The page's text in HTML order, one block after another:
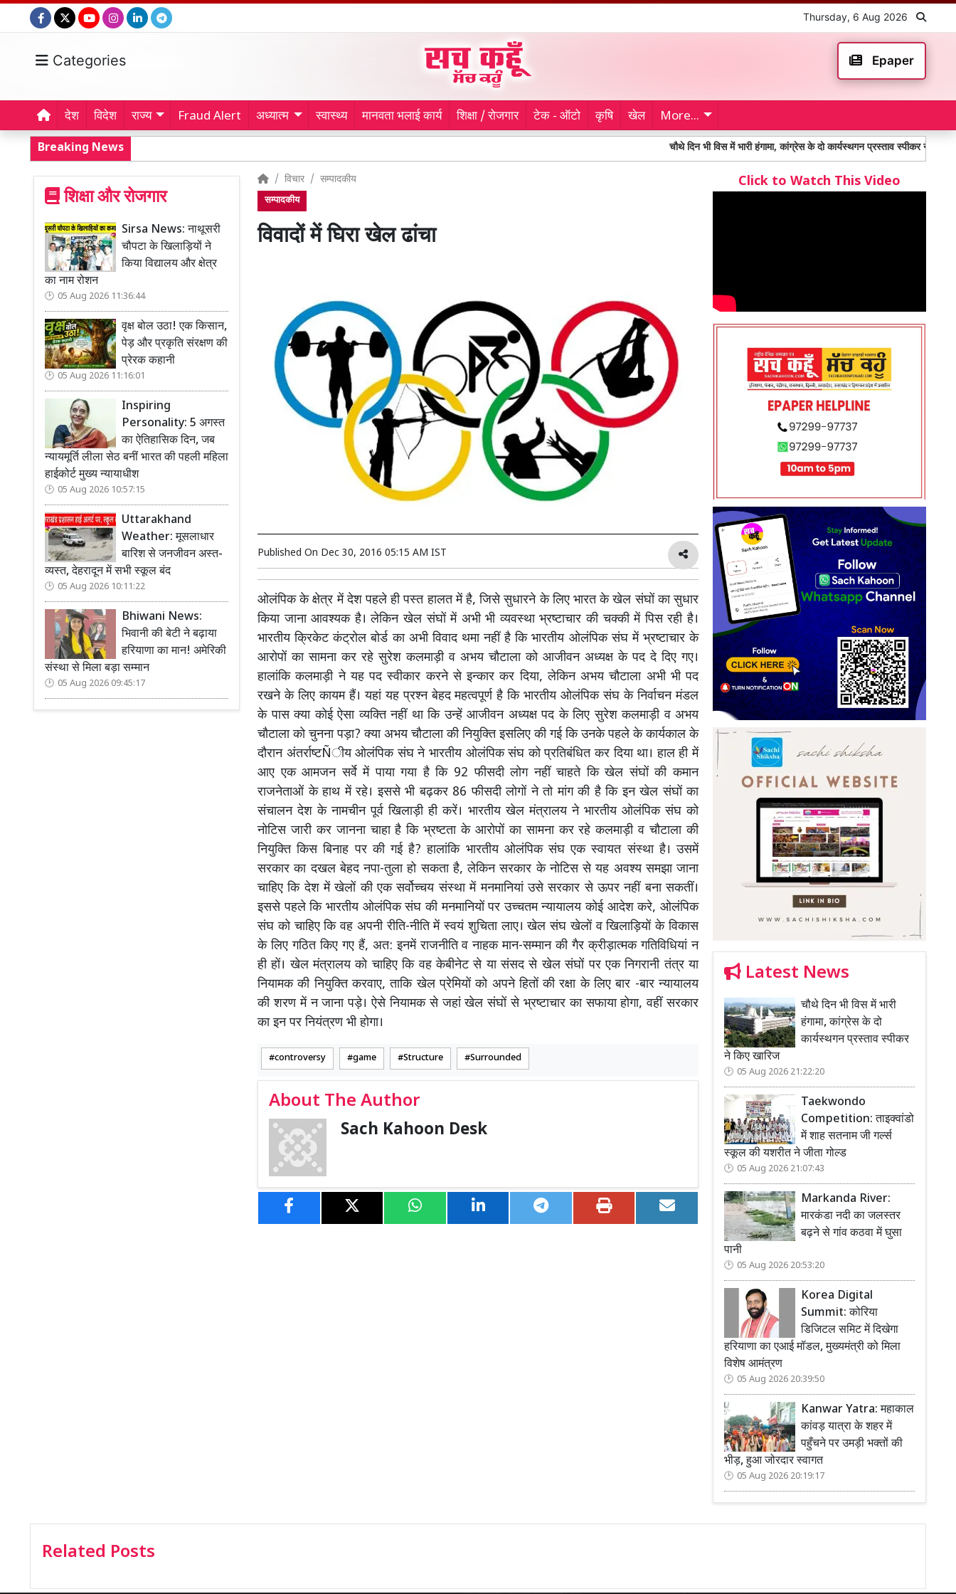
Thursday, 6 Aug 2026
Categories Epaper
देश विदेश राज्य Fraud Alert अध्यात्म स्वास्थ्य मानवता भलाई कार्य शिक्षा / रोजगार टेक - ऑटो कृषि खेल More...
Breaking News चौथे दिन भी विस में भारी हंगामा, कांग्रेस के दो कार्यस्थगन प्रस्ताव स्पीकर ने किए खारिज
शिक्षा और रोजगार
Sirsa News: नाथूसरी
चौपटा के खिलाड़ियों ने
किया विद्यालय और क्षेत्र
का नाम रोशन
05 Aug 2026 11:36:44
वृक्ष बोल उठा! एक किसान,
पेड़ और प्रकृति संरक्षण की
प्रेरक कहानी
05 Aug 2026 11:16:01
Inspiring
Personality: 5 अगस्त
का ऐतिहासिक दिन, जब
न्यायमूर्ति लीला सेठ बनीं भारत की पहली महिला
हाईकोर्ट मुख्य न्यायाधीश
05 Aug 2026 10:57:15
Uttarakhand
Weather: मूसलाधार
बारिश से जनजीवन अस्त-
व्यस्त, देहरादून में सभी स्कूल बंद
05 Aug 2026 10:11:22
Bhiwani News:
भिवानी की बेटी ने बढ़ाया
हरियाणा का मान! अमेरिकी
संस्था से मिला बड़ा सम्मान
05 Aug 2026 09:45:17
विचार सम्पादकीय
सम्पादकीय
विवादों में घिरा खेल ढांचा
Published On Dec 30, 2016 05:15 AM IST
ओलंपिक के क्षेत्र में देश पहले ही पस्त हालत में है, जिसे सुधारने के लिए भारत के खेल संघों का सुधार
किया जाना आवश्यक है। लेकिन खेल संघों में अभी भी व्यवस्था भ्रष्टाचार की चक्की में पिस रही है।
भारतीय क्रिकेट कंट्रोल बोर्ड का अभी विवाद थमा नहीं है कि भारतीय ओलंपिक संघ में भ्रष्टाचार के
आरोपों का सामना कर रहे सुरेश कलमाड़ी व अभय चौटाला को आजीवन अध्यक्ष के पद दे दिए गए।
हालांकि कलमाड़ी ने यह पद स्वीकार करने से इन्कार कर दिया, लेकिन अभय चौटाला अभी भी पद
रखने के लिए कायम हैं। यहां यह प्रश्न बेहद महत्वपूर्ण है कि भारतीय ओलंपिक संघ के निर्वाचन मंडल
के पास क्या कोई ऐसा व्यक्ति नहीं था कि उन्हें आजीवन अध्यक्ष पद के लिए सुरेश कलमाड़ी व अभय
चौटाला को चुनना पड़ा? क्या अभय चौटाला की नियुक्ति इसलिए की गई कि उनके पहले के कार्यकाल के
दौरान अंतर्राष्टÑीय ओलंपिक संघ ने भारतीय ओलंपिक संघ को प्रतिबंधित कर दिया था। हाल ही में
आए एक आमजन सर्वे में पाया गया है कि 92 फीसदी लोग नहीं चाहते कि खेल संघों की कमान
राजनेताओं के हाथ में रहे। इससे भी बढ़कर 86 फीसदी लोगों ने तो मांग की है कि इन खेल संघों का
संचालन देश के नामचीन पूर्व खिलाड़ी ही करें। भारतीय खेल मंत्रालय ने भारतीय ओलंपिक संघ को
नोटिस जारी कर जानना चाहा है कि भ्रष्टता के आरोपों का सामना कर रहे कलमाड़ी व चौटाला की
नियुक्ति किस बिनाह पर की गई है? हालांकि भारतीय ओलंपिक संघ एक स्वायत संस्था है। उसमें
सरकार का दखल बेहद नपा-तुला हो सकता है, लेकिन सरकार के नोटिस से यह अवश्य समझा जाना
चाहिए कि देश में खेलों की एक सर्वोच्चय संस्था में मनमानियां उसे सरकार से ऊपर नहीं बना सकतीं।
इससे पहले कि भारतीय ओलंपिक संघ की मनमानियों पर उच्चतम न्यायालय कोई आदेश करे, ओलंपिक
संघ को चाहिए कि वह अपनी रीति-नीति में स्वयं शुचिता लाए। खेल संघ खेलों व खिलाड़ियों के विकास
के लिए गठित किए गए हैं, अत: इनमें राजनीति व नाहक मान-सम्मान की गैर क्रीड़ात्मक गतिविधियां न
ही हों। खेल मंत्रालय को चाहिए कि वह केबीनेट से या संसद से खेल संघों पर एक निगरानी तंत्र या
नियामक की नियुक्ति करवाए, ताकि खेल प्रेमियों को अपने हितों की रक्षा के लिए बार -बार न्यायालय
की शरण में न जाना पड़े। ऐसे नियामक से जहां खेल संघों से भ्रष्टाचार का सफाया होगा, वहीं सरकार
का इन पर नियंत्रण भी होगा।
controversy game Structure Surrounded
About The Author
Sach Kahoon Desk
Click to Watch This Video
Latest News
चौथे दिन भी विस में भारी
हंगामा, कांग्रेस के दो
कार्यस्थगन प्रस्ताव स्पीकर
ने किए खारिज
05 Aug 2026 21:22:20
Taekwondo
Competition: ताइक्वांडो
में शाह सतनाम जी गर्ल्स
स्कूल की यशरीत ने जीता गोल्ड
05 Aug 2026 21:07:43
Markanda River:
मारकंडा नदी का जलस्तर
बढ़ने से गांव कठवा में घुसा
पानी
05 Aug 2026 20:53:20
Korea Digital
Summit: कोरिया
डिजिटल समिट में दिखेगा
हरियाणा का एआई मॉडल, मुख्यमंत्री को मिला
विशेष आमंत्रण
05 Aug 2026 20:39:50
Kanwar Yatra: महाकाल
कांवड़ यात्रा के शहर में
पहुँचने पर उमड़ी भक्तों की
भीड़, हुआ जोरदार स्वागत
05 Aug 2026 20:19:17
Related Posts